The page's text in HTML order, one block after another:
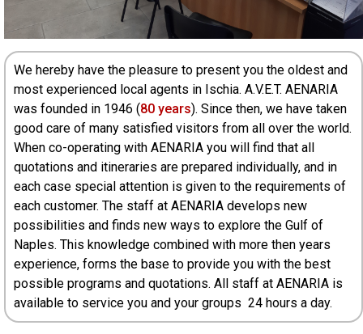
We hereby have the pleasure to present you the oldest and
most experienced local agents in Ischia. A.V.E.T. AENARIA
was founded in 1946 (80 years). Since then, we have taken
good care of many satisfied visitors from all over the world.
When co-operating with AENARIA you will find that all
quotations and itineraries are prepared individually, and in
each case special attention is given to the requirements of
each customer. The staff at AENARIA develops new
possibilities and finds new ways to explore the Gulf of
Naples. This knowledge combined with more then years
experience, forms the base to provide you with the best
possible programs and quotations. All staff at AENARIA is
available to service you and your groups 24 hours a day.